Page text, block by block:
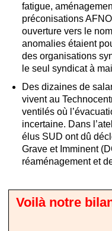
fatigue,
préconisations
ouverture vers le
anomalies étaient
des organisations
le seul syndicat à
Des dizaines de
vivent au
ventilés où
incertaine. Dans
élus SUD ont dû
Grave et Imminent
réaménagement et
Voilà notre